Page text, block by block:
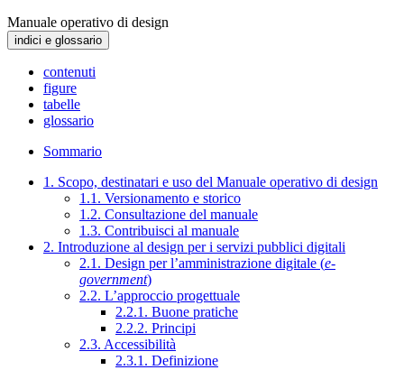
Manuale operativo di design
indici e glossario
contenuti
figure
tabelle
glossario
Sommario
1. Scopo, destinatari e uso del Manuale operativo di design
1.1. Versionamento e storico
1.2. Consultazione del manuale
1.3. Contribuisci al manuale
2. Introduzione al design per i servizi pubblici digitali
2.1. Design per l’amministrazione digitale (e-
government)
2.2. L’approccio progettuale
2.2.1. Buone pratiche
2.2.2. Principi
2.3. Accessibilità
2.3.1. Definizione